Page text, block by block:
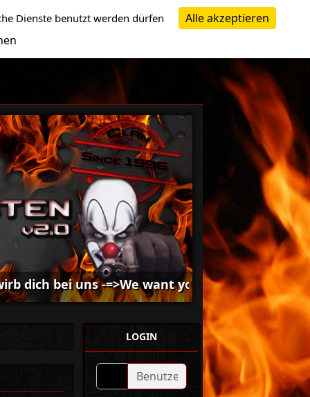
bei uns -=>We want you!<=-
LOGIN
Dienste benutzt werden dürfen
Alle akzeptieren